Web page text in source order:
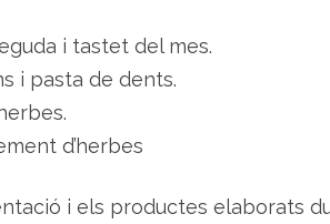
i tastet del mes.
i pasta de dents.
d’herbes
i els productes elaborats